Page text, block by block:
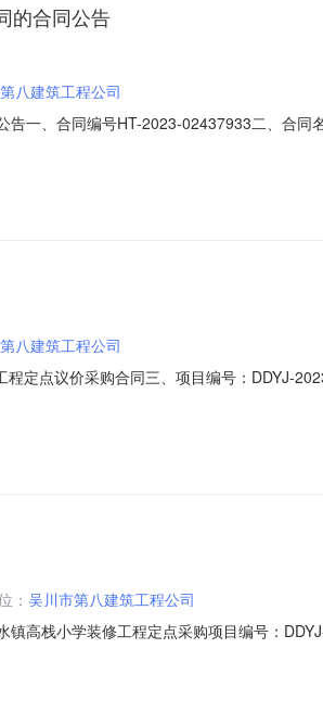
的合同公告
八建筑工程公司
一、合同编号HT-2023-02437933二、合同
川市第八建筑工程公司地址：振文镇联系*
八建筑工程公司
定点议价采购合同三、项目编号：DDYJ-
、合同主要信息主要标的名称：装修工程规
： 吴川市第八建筑工程公司
高栈小学装修工程定点采购项目编号：
(元)：8387.76余泥渣土场外运输排放费(元